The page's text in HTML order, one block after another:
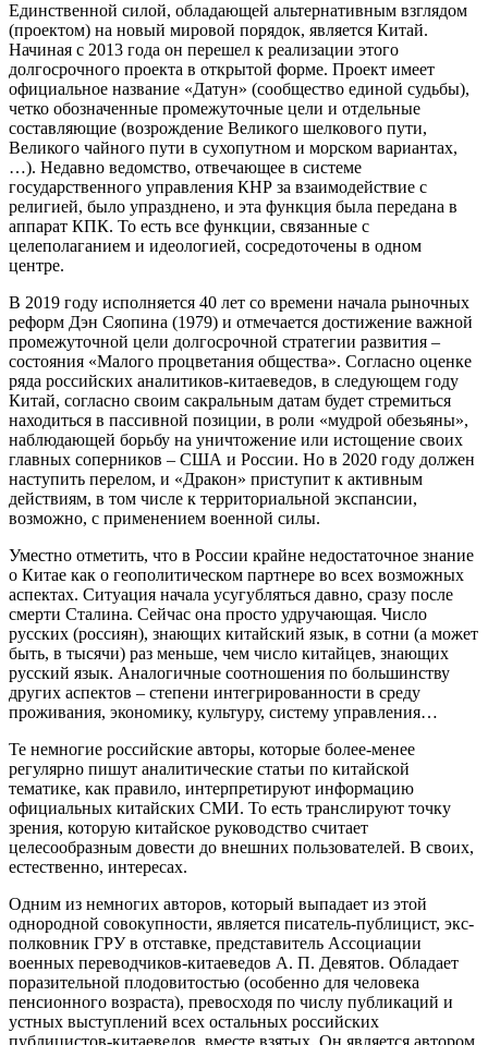
Единственной силой, обладающей альтернативным взглядом
(проектом) на новый мировой порядок, является Китай.
Начиная с 2013 года он перешел к реализации этого
долгосрочного проекта в открытой форме. Проект имеет
официальное название «Датун» (сообщество единой судьбы),
четко обозначенные промежуточные цели и отдельные
составляющие (возрождение Великого шелкового пути,
Великого чайного пути в сухопутном и морском вариантах,
…). Недавно ведомство, отвечающее в системе
государственного управления КНР за взаимодействие с
религией, было упразднено, и эта функция была передана в
аппарат КПК. То есть все функции, связанные с
целеполаганием и идеологией, сосредоточены в одном
центре.
В 2019 году исполняется 40 лет со времени начала рыночных
реформ Дэн Сяопина (1979) и отмечается достижение важной
промежуточной цели долгосрочной стратегии развития –
состояния «Малого процветания общества». Согласно оценке
ряда российских аналитиков-китаеведов, в следующем году
Китай, согласно своим сакральным датам будет стремиться
находиться в пассивной позиции, в роли «мудрой обезьяны»,
наблюдающей борьбу на уничтожение или истощение своих
главных соперников – США и России. Но в 2020 году должен
наступить перелом, и «Дракон» приступит к активным
действиям, в том числе к территориальной экспансии,
возможно, с применением военной силы.
Уместно отметить, что в России крайне недостаточное знание
о Китае как о геополитическом партнере во всех возможных
аспектах. Ситуация начала усугубляться давно, сразу после
смерти Сталина. Сейчас она просто удручающая. Число
русских (россиян), знающих китайский язык, в сотни (а может
быть, в тысячи) раз меньше, чем число китайцев, знающих
русский язык. Аналогичные соотношения по большинству
других аспектов – степени интегрированности в среду
проживания, экономику, культуру, систему управления…
Те немногие российские авторы, которые более-менее
регулярно пишут аналитические статьи по китайской
тематике, как правило, интерпретируют информацию
официальных китайских СМИ. То есть транслируют точку
зрения, которую китайское руководство считает
целесообразным довести до внешних пользователей. В своих,
естественно, интересах.
Одним из немногих авторов, который выпадает из этой
однородной совокупности, является писатель-публицист, экс-
полковник ГРУ в отставке, представитель Ассоциации
военных переводчиков-китаеведов А. П. Девятов. Обладает
поразительной плодовитостью (особенно для человека
пенсионного возраста), превосходя по числу публикаций и
устных выступлений всех остальных российских